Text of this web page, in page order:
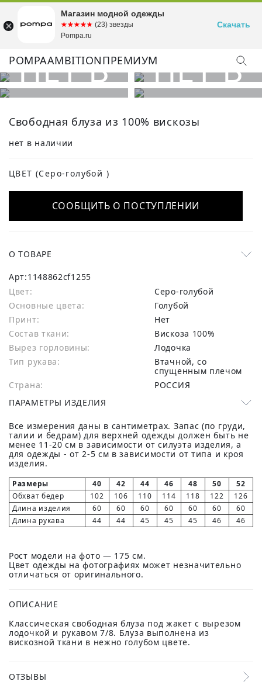
POMPAAMBITIONПРЕМИУМ
Свободная блуза из 100% вискозы
нет в наличии
ЦВЕТ (Серо-голубой )
СООБЩИТЬ О ПОСТУПЛЕНИИ
О ТОВАРЕ
Арт:1148862cf1255
Цвет:
Серо-голубой
Основные цвета:
голубой
Принт:
Нет
Состав ткани:
вискоза 100%
Вырез горловины:
Лодочка
Тип рукава:
Втачной, со
спущенным плечом
Страна:
РОССИЯ
ПАРАМЕТРЫ ИЗДЕЛИЯ
Все измерения даны в сантиметрах. Запас (по груди,
талии и бедрам) для верхней одежды должен быть не
менее 11-20 см в зависимости от силуэта изделия, а
для одежды - от 2-5 см в зависимости от типа и кроя
изделия.
Размеры 40 42 44 46 48 50
52
Обхват бедер
102 106 110 114 118 122
126
Длина изделия
60 60 60 60 60 60
60
Длина рукава
44 44 45 45 45 46 46
Рост модели на фото — 175 см.
Цвет одежды на фотографиях может незначительно
отличаться от оригинального.
ОПИСАНИЕ
Классическая свободная блуза под жакет с вырезом
лодочкой и рукавом 7/8. Блуза выполнена из
вискозной ткани в нежно голубом цвете.
ОТЗЫВЫ
Магазин модной одежды
☆☆☆☆☆
★★★★★ (23) звезды
Pompa.ru
Скачать